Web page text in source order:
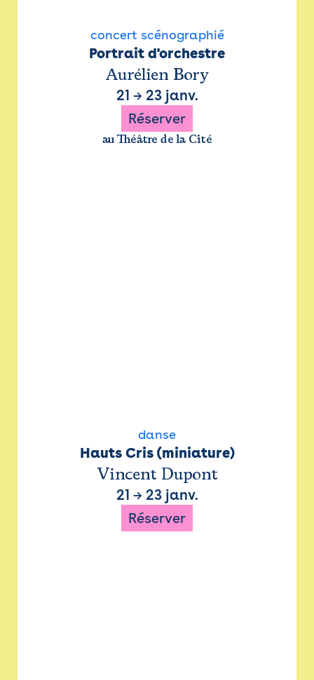
concert scénographié
Portrait d'orchestre
Aurélien Bory
21 → 23 janv.
Réserver
au Théâtre de la Cité
danse
Hauts Cris (miniature)
Vincent Dupont
21 → 23 janv.
Réserver